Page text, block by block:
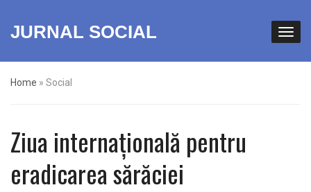
JURNAL SOCIAL
Home » Social
Ziua internaţională pentru
eradicarea sărăciei